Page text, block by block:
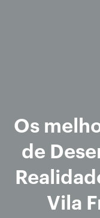
Os
de
Vila